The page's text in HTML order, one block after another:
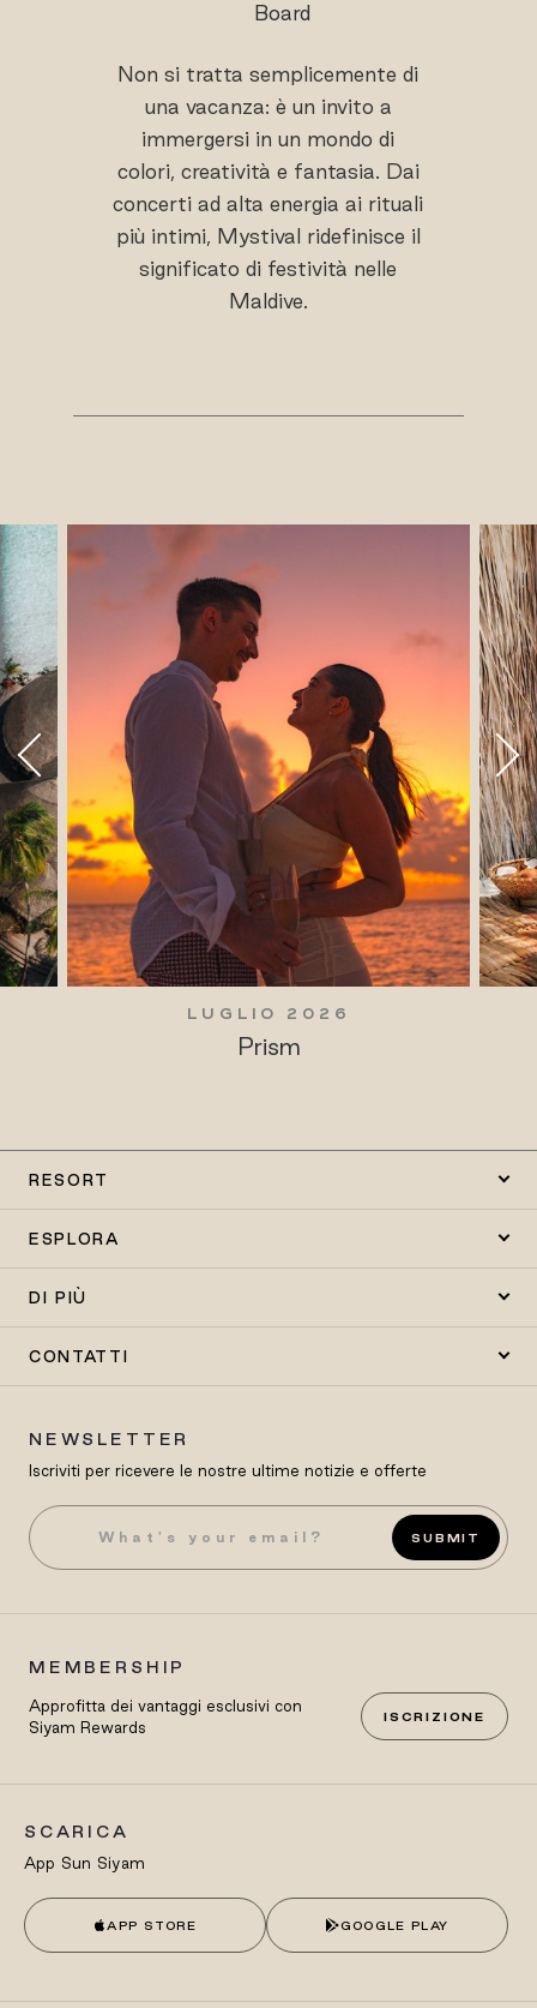
Board
Non si tratta semplicemente di
una vacanza: è un invito a
immergersi in un mondo di
colori, creatività e fantasia. Dai
concerti ad alta energia ai rituali
più intimi, Mystival ridefinisce il
significato di festività nelle
Maldive.
LUGLIO 2026
Prism
RESORT
ESPLORA
DI PIÙ
CONTATTI
NEWSLETTER
Iscriviti per ricevere le nostre ultime notizie e offerte
SUBMIT
MEMBERSHIP
Approfitta dei vantaggi esclusivi con
Siyam Rewards
ISCRIZIONE
SCARICA
App Sun Siyam
APP STORE GOOGLE PLAY